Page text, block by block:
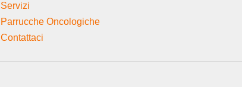
Servizi
Parrucche Oncologiche
Contattaci